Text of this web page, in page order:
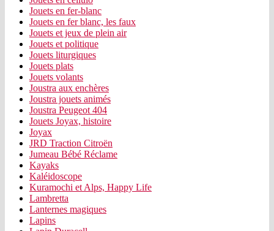
Jouets en fer-blanc
Jouets en fer blanc, les faux
Jouets et jeux de plein air
Jouets et politique
Jouets liturgiques
Jouets plats
Jouets volants
Joustra aux enchères
Joustra jouets animés
Joustra Peugeot 404
Jouets Joyax, histoire
Joyax
JRD Traction Citroën
Jumeau Bébé Réclame
Kayaks
Kaléidoscope
Kuramochi et Alps, Happy Life
Lambretta
Lanternes magiques
Lapins